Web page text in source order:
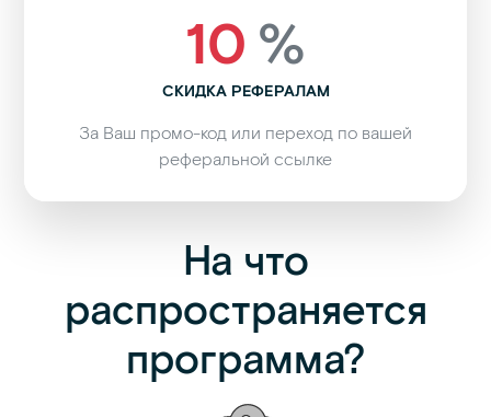
10 %
СКИДКА РЕФЕРАЛАМ
За Ваш промо-код или переход по вашей
реферальной ссылке
На что
распространяется
программа?